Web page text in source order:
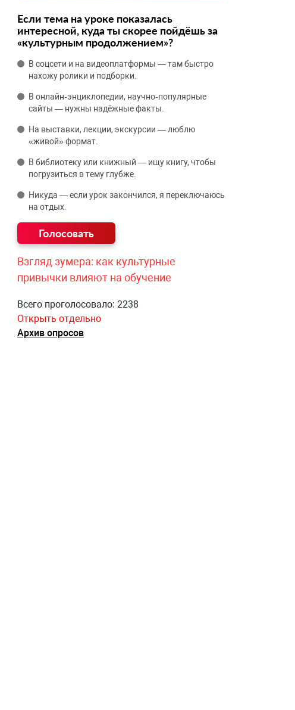
Если тема на уроке показалась
интересной, куда ты скорее пойдёшь за
«культурным продолжением»?
В соцсети и на видеоплатформы — там быстро
нахожу ролики и подборки.
В онлайн‑энциклопедии, научно‑популярные
сайты — нужны надёжные факты.
На выставки, лекции, экскурсии — люблю
«живой» формат.
В библиотеку или книжный — ищу книгу, чтобы
погрузиться в тему глубже.
Никуда — если урок закончился, я переключаюсь
на отдых.
Взгляд зумера: как культурные
привычки влияют на обучение
Всего проголосовало: 2238
Открыть отдельно
Архив опросов